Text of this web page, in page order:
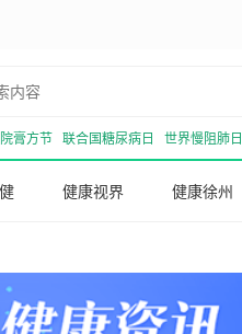
膏方节 联合国糖尿病日 世界慢阻肺日
健康视界 健康徐州